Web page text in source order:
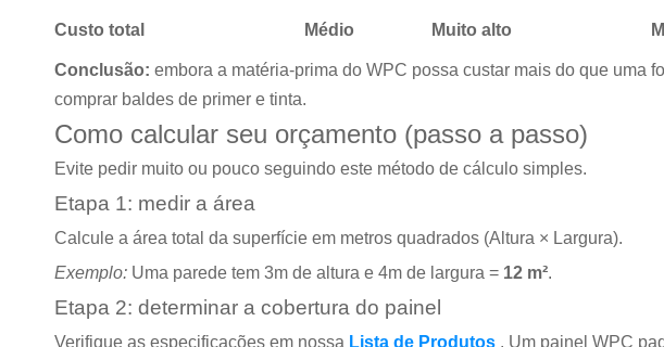
Custo total Médio Muito alto
Conclusão: embora a matéria-prima do WPC possa custar mais do que uma
comprar baldes de primer e tinta.
Como calcular seu orçamento (passo a passo)
Evite pedir muito ou pouco seguindo este método de cálculo simples.
Etapa 1: medir a área
Calcule a área total da superfície em metros quadrados (Altura × Largura).
Exemplo: Uma parede tem 3m de altura e 4m de largura = 12 m².
Etapa 2: determinar a cobertura do painel
Verifique as especificações em nossa Lista de Produtos . Um painel WPC